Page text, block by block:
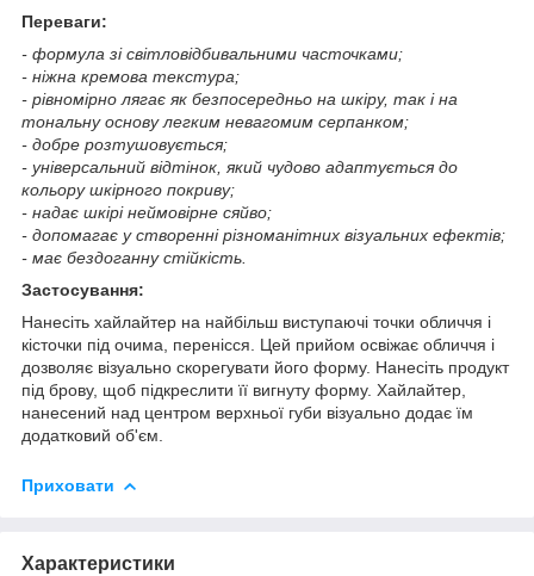
Переваги:
- формула зі світловідбивальними часточками;
- ніжна кремова текстура;
- рівномірно лягає як безпосередньо на шкіру, так і на
тональну основу легким невагомим серпанком;
- добре розтушовується;
- універсальний відтінок, який чудово адаптується до
кольору шкірного покриву;
- надає шкірі неймовірне сяйво;
- допомагає у створенні різноманітних візуальних ефектів;
- має бездоганну стійкість.
Застосування:
Нанесіть хайлайтер на найбільш виступаючі точки обличчя і
кісточки під очима, перенісся. Цей прийом освіжає обличчя і
дозволяє візуально скорегувати його форму. Нанесіть продукт
під брову, щоб підкреслити її вигнуту форму. Хайлайтер,
нанесений над центром верхньої губи візуально додає їм
додатковий об'єм.
Приховати
Характеристики